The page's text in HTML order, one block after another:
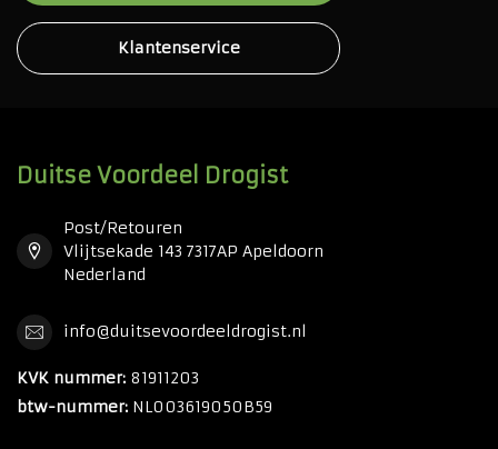
Klantenservice
Duitse Voordeel Drogist
Post/Retouren
Vlijtsekade 143 7317AP Apeldoorn
Nederland
info@duitsevoordeeldrogist.nl
KVK nummer: 81911203
btw-nummer: NL003619050B59